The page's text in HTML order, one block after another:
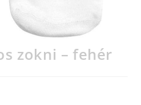
zokni – fehér